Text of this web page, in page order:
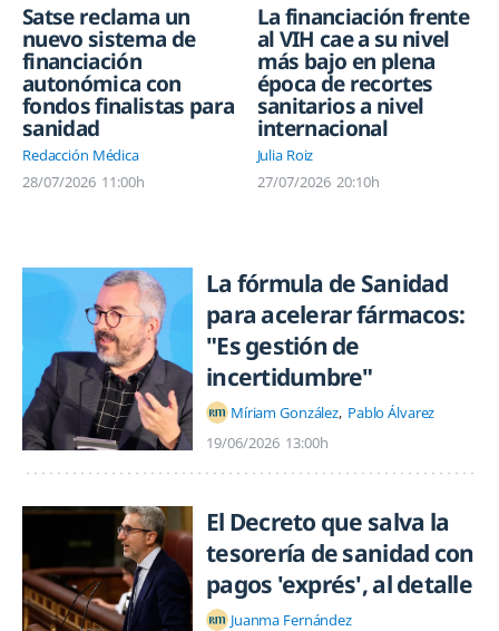
Satse reclama un
nuevo sistema de
financiación
autonómica con
fondos finalistas para
sanidad
Redacción Médica
28/07/2026 11:00h
La financiación frente
al VIH cae a su nivel
más bajo en plena
época de recortes
sanitarios a nivel
internacional
Julia Roiz
27/07/2026 20:10h
La fórmula de Sanidad
para acelerar fármacos:
"Es gestión de
incertidumbre"
Míriam González Pablo Álvarez
19/06/2026 13:00h
El Decreto que salva la
tesorería de sanidad con
pagos 'exprés', al detalle
Juanma Fernández